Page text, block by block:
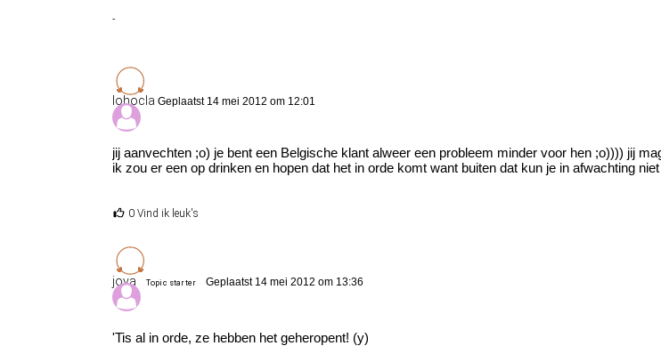
-
lohocla Geplaatst 14 mei 2012 om 12:01
jij aanvechten ;o) je bent een Belgische klant alweer een probleem minder voor hen ;o)))) jij
ik zou er een op drinken en hopen dat het in orde komt want buiten dat kun je in afwachting
0 Vind ik leuk's
jova Topic starter Geplaatst 14 mei 2012 om 13:36
'Tis al in orde, ze hebben het geheropent! (y)